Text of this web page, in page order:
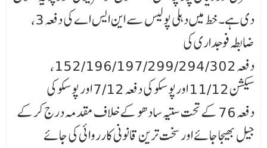
دی ہے۔خط میں دہلی پولیس سے این ایس اے کی دفعہ 3،
ضابطہ فوجداری کی
دفعہ 152/196/197/299/294/302،
سیکشن 11/12 اورپوسکو کی دفعہ 7/12 اور پوسکو کی
دفعہ 76 کے تحت ستیہ سادھو کے خلاف مقدمہ درج کرکے
جیل بھیجا جائے اور سخت ترین قانونی کارروائی کی جائے